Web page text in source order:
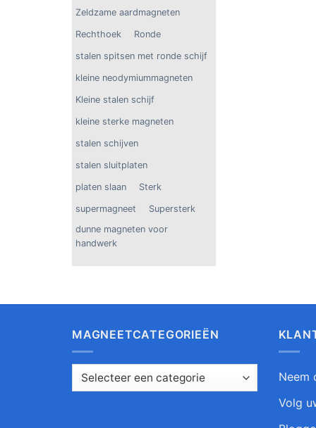
Zeldzame aardmagneten
Rechthoek Ronde
stalen spitsen met ronde schijf
kleine neodymiummagneten
Kleine stalen schijf
kleine sterke magneten
stalen schijven
stalen sluitplaten
platen slaan Sterk
supermagneet
Supersterk
dunne magneten voor
handwerk
MAGNEETCATEGORIEËN
Neem
Volg